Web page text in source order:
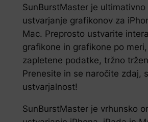
SunBurstMaster je ultimativno
ustvarjanje grafikonov za
Mac. Preprosto ustvarite
grafikone in grafikone po
zapletene podatke, tržno
Prenesite in se naročite zdaj,
ustvarjalnost!
SunBurstMaster je vrhunsko